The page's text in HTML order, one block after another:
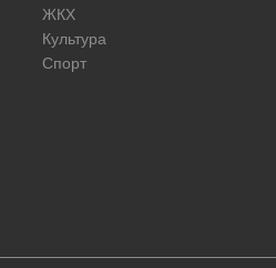
ЖКХ
Культура
Спорт